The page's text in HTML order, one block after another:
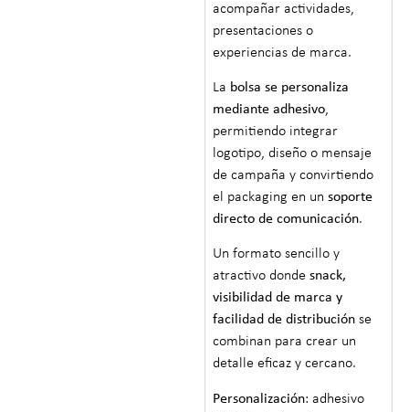
acompañar actividades,
presentaciones o
experiencias de marca.
La bolsa se personaliza
mediante adhesivo,
permitiendo integrar
logotipo, diseño o mensaje
de campaña y convirtiendo
el packaging en unsoporte
directo de comunicación.
Un formato sencillo y
atractivo dondesnack,
visibilidad de marca y
facilidad de distribución se
combinan para crear un
detalle eficaz y cercano.
Personalización: adhesivo